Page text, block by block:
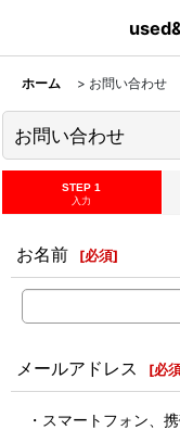
ホーム > お問い合わせ
お問い合わせ
STEP 1
入力
お名前 [必須]
メールアドレス [必
・スマートフォン、